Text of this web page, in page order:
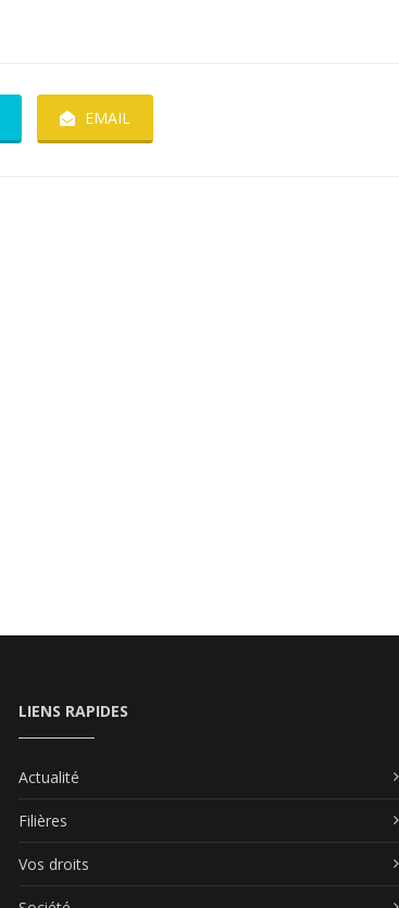
EMAIL
LIENS RAPIDES
Actualité
Filières
Vos droits